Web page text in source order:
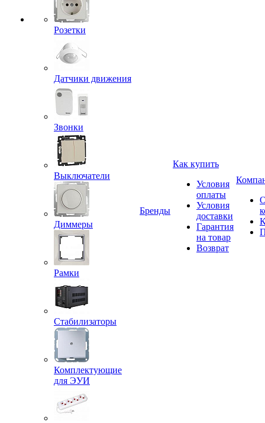
Розетки
Датчики движения
Звонки
Выключатели
Диммеры
Рамки
Стабилизаторы
Комплектующие
для ЭУИ
Бренды
Как купить
Условия
оплаты
Условия
доставки
Гарантия
на товар
Возврат